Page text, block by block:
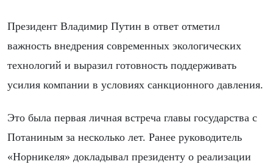
Президент Владимир Путин в ответ отметил
важность внедрения современных экологических
технологий и выразил готовность поддерживать
усилия компании в условиях санкционного давления.
Это была первая личная встреча главы государства с
Потаниным за несколько лет. Ранее руководитель
«Норникеля» докладывал президенту о реализации